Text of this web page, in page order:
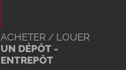
ACHETER / LOUER
UN DÉPÔT -
ENTREPÔT